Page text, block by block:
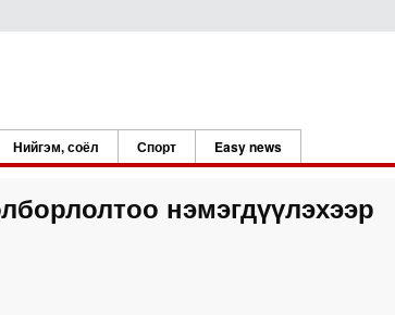
Нийгэм, соёл Спорт Easy news
нэмэгдүүлэхээр